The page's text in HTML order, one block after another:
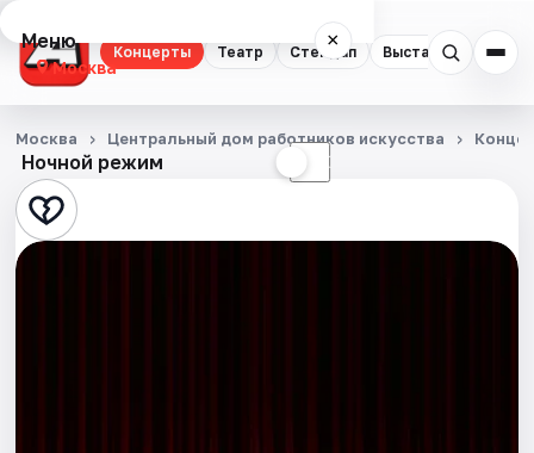
Концерты Театр Стендап Выставки
Меню ×
Москва
Концерты
Театр
Стендап
Ночной режим ☾
Москва Центральный дом работников искусства